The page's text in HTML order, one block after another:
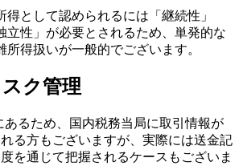
得として認められるには「継続性」
立性」が必要とされるため、単発的な
所得扱いが一般的でございます。
ク管理
るため、国内税務当局に取引情報が
る方もございますが、実際には送金記
を通じて把握されるケースもございま